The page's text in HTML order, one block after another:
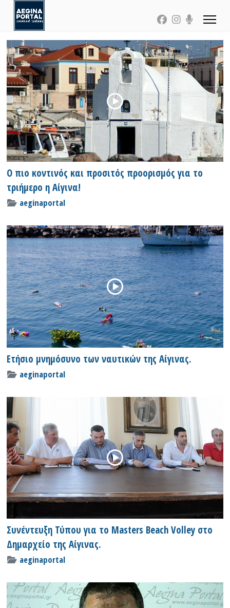
Ο πιο κοντινός και προσιτός προορισμός για το
τριήμερο η Αίγινα!
aeginaportal
Ετήσιο μνημόσυνο των ναυτικών της Αίγινας.
aeginaportal
Συνέντευξη Τύπου για το Masters Beach Volley στο
Δημαρχείο της Αίγινας.
aeginaportal